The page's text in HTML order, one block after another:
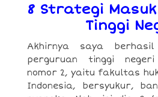
8 Strategi
Tinggi
Akhirnya saya
perguruan tinggi
nomor 2, yaitu fakultas
Indonesia, bersyukur,